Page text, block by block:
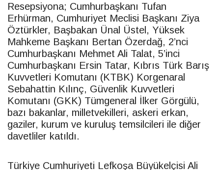
Resepsiyona; Cumhurbaşkanı Tufan
Erhürman, Cumhuriyet Meclisi Başkanı Ziya
Öztürkler, Başbakan Ünal Üstel, Yüksek
Mahkeme Başkanı Bertan Özerdağ, 2’nci
Cumhurbaşkanı Mehmet Ali Talat, 5’inci
Cumhurbaşkanı Ersin Tatar, Kıbrıs Türk Barış
Kuvvetleri Komutanı (KTBK) Korgenaral
Sebahattin Kılınç, Güvenlik Kuvvetleri
Komutanı (GKK) Tümgeneral İlker Görgülü,
bazı bakanlar, milletvekilleri, askeri erkan,
gaziler, kurum ve kuruluş temsilcileri ile diğer
davetliler katıldı.
Türkiye Cumhuriyeti Lefkoşa Büyükelçisi Ali